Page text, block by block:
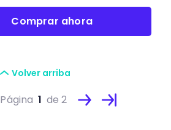
Comprar ahora
Volver arriba
Página 1 de 2